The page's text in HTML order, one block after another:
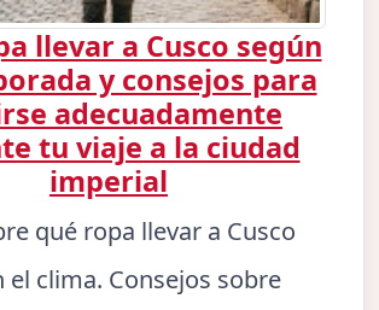
llevar a Cusco según
y consejos para
adecuadamente
tu viaje a la ciudad
imperial
qué ropa llevar a Cusco
el clima. Consejos sobre